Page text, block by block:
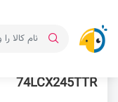
74LCX245TTR